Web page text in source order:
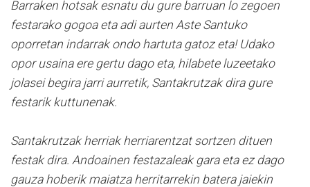
Barraken hotsak esnatu du gure barruan lo zegoen
festarako gogoa eta adi aurten Aste Santuko
oporretan indarrak ondo hartuta gatoz eta! Udako
opor usaina ere gertu dago eta, hilabete luzeetako
jolasei begira jarri aurretik, Santakrutzak dira gure
festarik kuttunenak.
Santakrutzak herriak herriarentzat sortzen dituen
festak dira. Andoainen festazaleak gara eta ez dago
gauza hoberik maiatza herritarrekin batera jaiekin